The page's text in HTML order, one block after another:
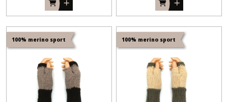
100% merino sport 100% merino sport